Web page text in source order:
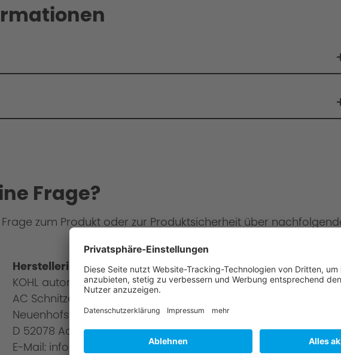
Frage?
Frage zum Produkt oder zur Produktsicherheit über
Herstellerinformationen
KOHL automobile GmbH
AC Schnitzer
Neuenhofstraße 160
D 52078 Aachen
E-Mail: info@ac-schnitzer.de